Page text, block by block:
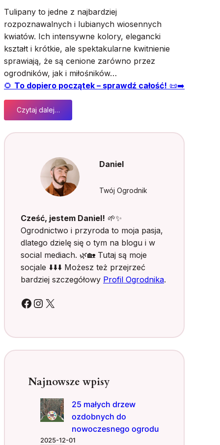
Tulipany to jedne z najbardziej
rozpoznawalnych i lubianych wiosennych
kwiatów. Ich intensywne kolory, elegancki
kształt i krótkie, ale spektakularne kwitnienie
sprawiają, że są cenione zarówno przez
ogrodników, jak i miłośników…
🌻 To dopiero początek – sprawdź całość! 📜➡️
Czytaj dalej…
p
a
d
p
o
d
s
t
w
,
l
s
k
c
s
Daniel
Twój Ogrodnik
Cześć, jestem Daniel! 🌱✨
Ogrodnictwo i przyroda to moja pasja,
dlatego dzielę się o tym na blogu i w
social mediach. 🌿🏡 Tutaj są moje
socjale ⬇️⬇️⬇️ Możesz też przejrzeć
bardziej szczegółowy Profil Ogrodnika.
Facebook Instagram X
Najnowsze wpisy
25 małych drzew
ozdobnych do
nowoczesnego ogrodu
2025-12-01